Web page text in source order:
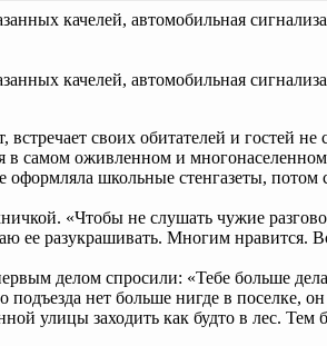
качелей, автомобильная
качелей, автомобильная
своих обитателей и гостей
самом оживленном и
школьные стенгазеты, потом
«Чтобы не слушать чужие
разукрашивать. Многим нравится.
делом спросили: «Тебе больше
нет больше нигде в поселке,
улицы заходить как будто в лес. Тем